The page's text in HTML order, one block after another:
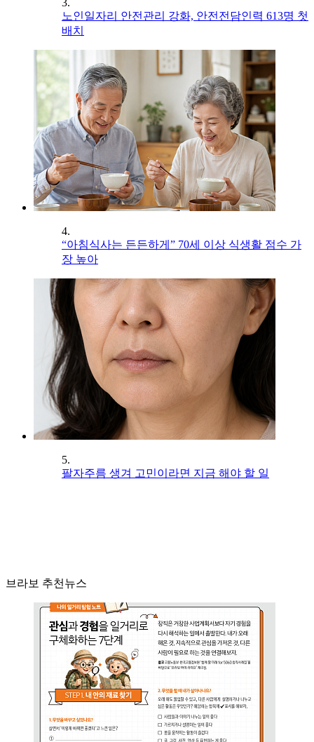
3.
노인일자리 안전관리 강화, 안전전담인력 613명 첫
배치
4.
“아침식사는 든든하게” 70세 이상 식생활 점수 가
장 높아
5.
팔자주름 생겨 고민이라면 지금 해야 할 일
브라보 추천뉴스